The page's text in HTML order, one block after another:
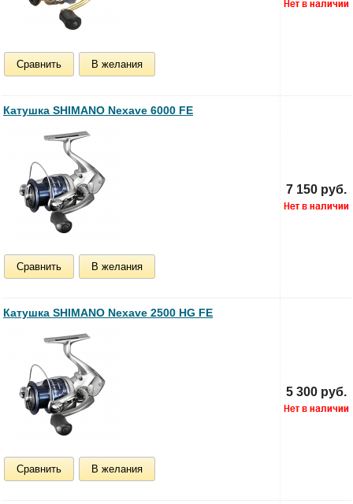
Сравнить В желания
Катушка SHIMANO Nexave 6000 FE
Сравнить В желания
7 150 руб.
Катушка SHIMANO Nexave 2500 HG FE
Сравнить В желания
5 300 руб.